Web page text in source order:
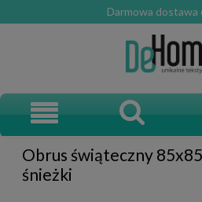
Darmowa dostawa
Obrus świąteczny
śnieżki